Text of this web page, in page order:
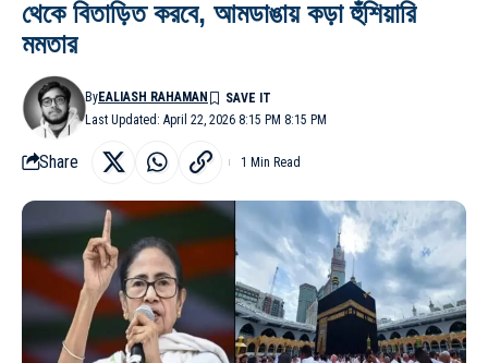
থেকে বিতাড়িত করবে, আমডাঙায় কড়া হুঁশিয়ারি
মমতার
Last Updated: April 22, 2026 8:15 PM 8:15 PM
ByEALIASH RAHAMAN
Share 1 Min Read